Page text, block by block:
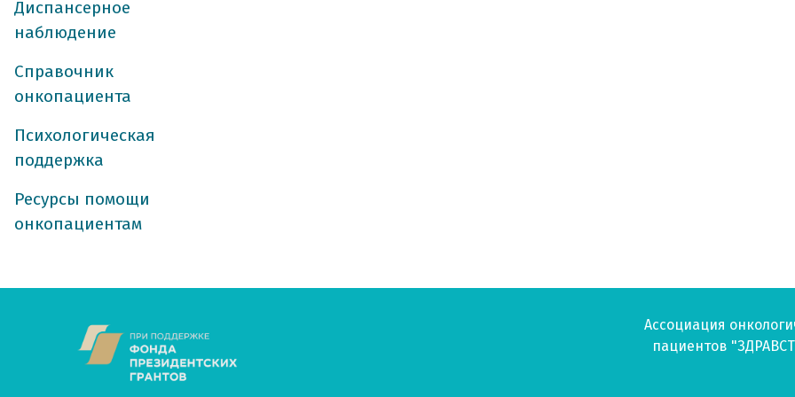
Диспансерное
наблюдение
Справочник
онкопациента
Психологическая
поддержка
Ресурсы помощи
онкопациентам
Ассоциация
пациентов